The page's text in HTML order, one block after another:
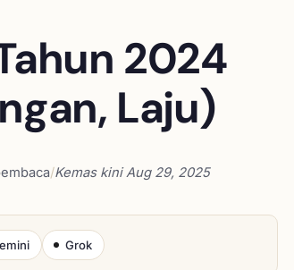
2024
Laju)
/Kemas kiniAug 29, 2025
Grok